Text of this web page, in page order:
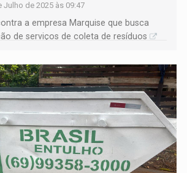
Julho de 2025 às 09:47
a empresa Marquise que busca
de serviços de coleta de resíduos